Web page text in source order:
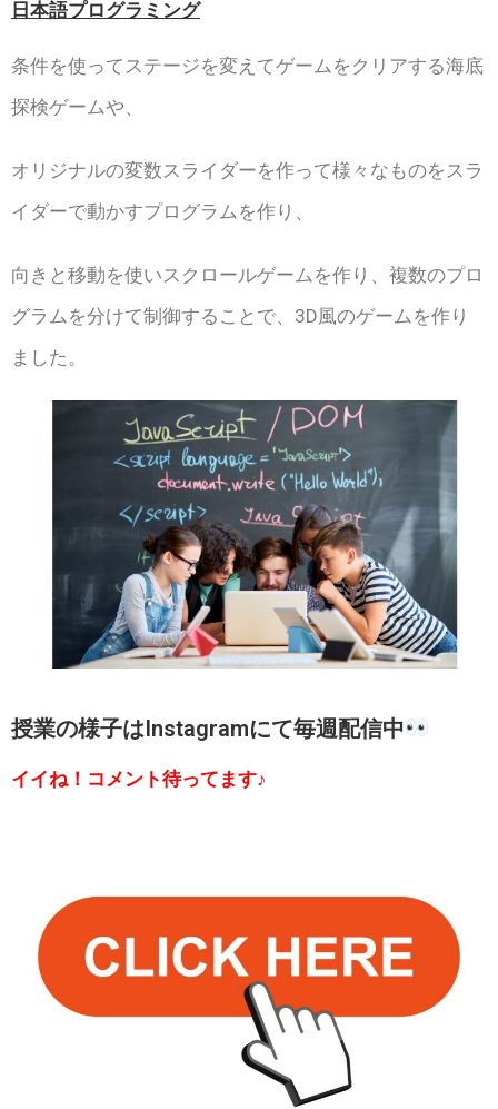
日本語プログラミング
条件を使ってステージを変えてゲームをクリアする海底
探検ゲームや、
オリジナルの変数スライダーを作って様々なものをスラ
イダーで動かすプログラムを作り、
向きと移動を使いスクロールゲームを作り、複数のプロ
グラムを分けて制御することで、3D風のゲームを作り
ました。
授業の様子はInstagramにて毎週配信中
イイね！コメント待ってます♪